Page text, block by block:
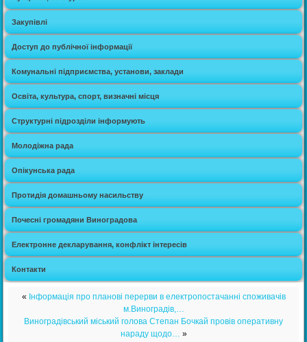
Закупівлі
Доступ до публічної інформації
Комунальні підприємства, установи, заклади
Освіта, культура, спорт, визначні місця
Структурні підрозділи інформують
Молодіжна рада
Опікунська рада
Протидія домашньому насильству
Почесні громадяни Виноградова
Електронне декларування, конфлікт інтересів
Контакти
« Інформація про планові перерви в електропостачанні споживачів
м.Виноградів,…
Виноградівський міський голова Степан Бочкай провів оперативну
нараду щодо… »